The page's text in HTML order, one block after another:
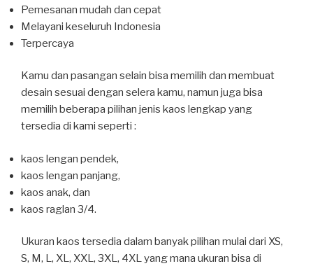
Pemesanan mudah dan cepat
Melayani keseluruh Indonesia
Terpercaya
Kamu dan pasangan selain bisa memilih dan membuat
desain sesuai dengan selera kamu, namun juga bisa
memilih beberapa pilihan jenis kaos lengkap yang
tersedia di kami seperti :
kaos lengan pendek,
kaos lengan panjang,
kaos anak, dan
kaos raglan 3/4.
Ukuran kaos tersedia dalam banyak pilihan mulai dari XS,
S, M, L, XL, XXL, 3XL, 4XL yang mana ukuran bisa di